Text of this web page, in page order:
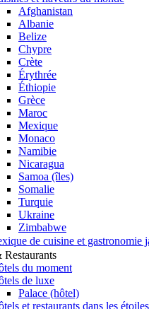
Afghanistan
Albanie
Belize
Chypre
Crète
Érythrée
Éthiopie
Grèce
Maroc
Mexique
Monaco
Namibie
Nicaragua
Samoa (îles)
Somalie
Turquie
Ukraine
Zimbabwe
de cuisine et gastronomie
du moment
de luxe
Palace (hôtel)
et restaurants dans les étoiles